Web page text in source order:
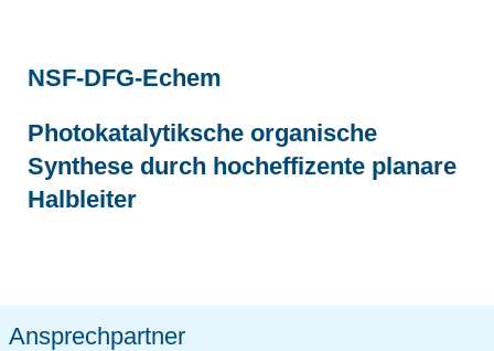
NSF-DFG-Echem
Photokatalytiksche organische
Synthese durch hocheffizente planare
Halbleiter
Ansprechpartner